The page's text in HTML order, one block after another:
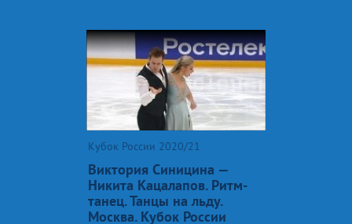
Кубок России 2020/21
Виктория Синицина —
Никита Кацалапов. Ритм-
танец. Танцы на льду.
Москва. Кубок России